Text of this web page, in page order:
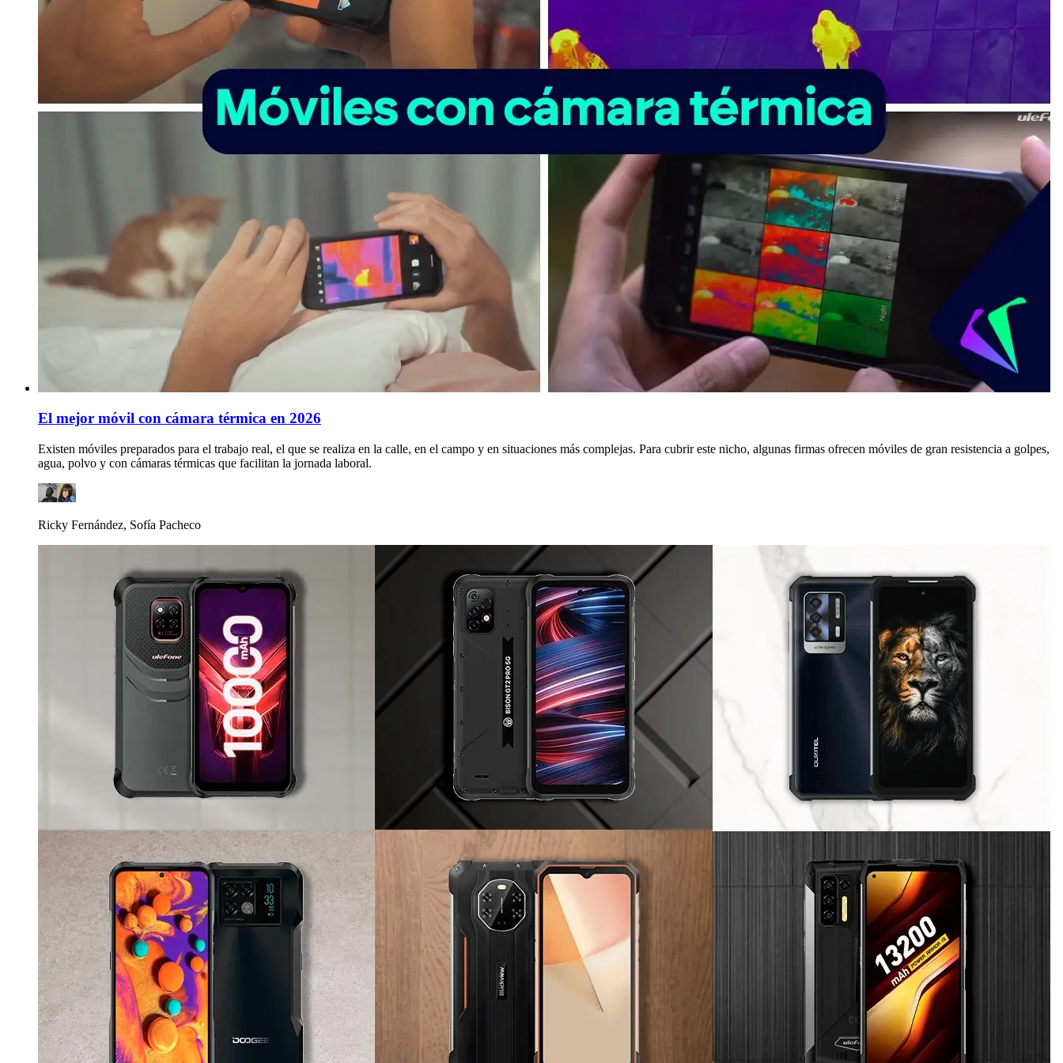
El mejor móvil con cámara térmica en 2026
Existen móviles preparados para el trabajo real, el que se realiza en la calle, en el campo y en situaciones más complejas. Para cubrir este nicho, algunas firmas ofrecen móviles de gran resistencia a golpes,
agua, polvo y con cámaras térmicas que facilitan la jornada laboral.
Ricky Fernández, Sofía Pacheco